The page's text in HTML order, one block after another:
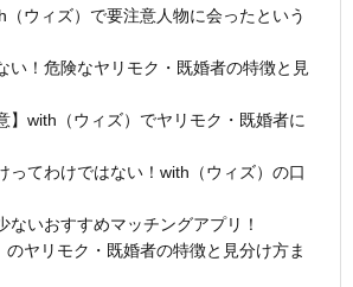
ウィズ）で要注意人物に会ったという
い！危険なヤリモク・既婚者の特徴と見
】with（ウィズ）でヤリモク・既婚者に
ってわけではない！with（ウィズ）の口
いおすすめマッチングアプリ！
ヤリモク・既婚者の特徴と見分け方ま